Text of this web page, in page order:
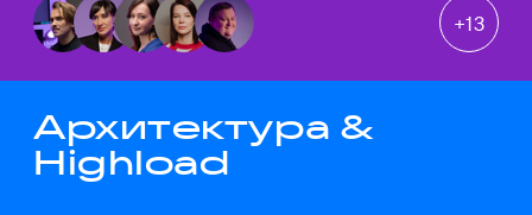
+13
Архитектура &
Highload